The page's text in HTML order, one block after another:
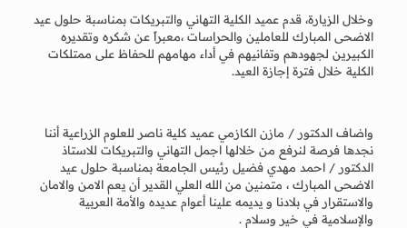
وخلال الزيارة، قدم عميد الكلية التهاني والتبريكات بمناسبة حلول عيد
الاضحى المبارك للعاملين والحراسات ،معبراً عن شكره وتقديره
الكبيرين لجهودهم وتفانيهم في أداء مهامهم للحفاظ على ممتلكات
الكلية خلال فترة إجازة العيد.
واضاف الدكتور / مازن الكازمي عميد كلية ناصر للعلوم الزراعية أننا
نجدها فرصة لنرفع من خلالها اجمل التهاني والتبريكات للاستاذ
الدكتور / احمد مهدي فضيل رئيس الجامعة بمناسبة حلول عيد
الاضحى المبارك ، متمنين من الله العلي القدير أن يعم الامن والامان
والاستقرار في بلادنا و يديمه علينا أعوام عديده والأمة العربية
والإسلامية في خير وسلام .